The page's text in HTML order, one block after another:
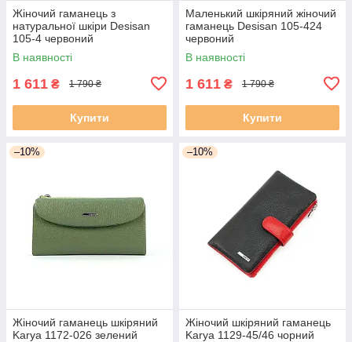
Жіночий гаманець з
натуральної шкіри Desisan
105-4 червоний
В наявності
1 611 ₴ 1 790 ₴
Купити
Маленький шкіряний жіночий
гаманець Desisan 105-424
червоний
В наявності
1 611 ₴ 1 790 ₴
Купити
–10%
Жіночий гаманець шкіряний
Karya 1172-026 зелений
–10%
Жіночий шкіряний гаманець
Karya 1129-45/46 чорний